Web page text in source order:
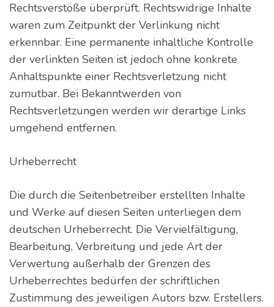
Rechtsverstöße überprüft. Rechtswidrige Inhalte
waren zum Zeitpunkt der Verlinkung nicht
erkennbar. Eine permanente inhaltliche Kontrolle
der verlinkten Seiten ist jedoch ohne konkrete
Anhaltspunkte einer Rechtsverletzung nicht
zumutbar. Bei Bekanntwerden von
Rechtsverletzungen werden wir derartige Links
umgehend entfernen.
Urheberrecht
Die durch die Seitenbetreiber erstellten Inhalte
und Werke auf diesen Seiten unterliegen dem
deutschen Urheberrecht. Die Vervielfältigung,
Bearbeitung, Verbreitung und jede Art der
Verwertung außerhalb der Grenzen des
Urheberrechtes bedürfen der schriftlichen
Zustimmung des jeweiligen Autors bzw. Erstellers.